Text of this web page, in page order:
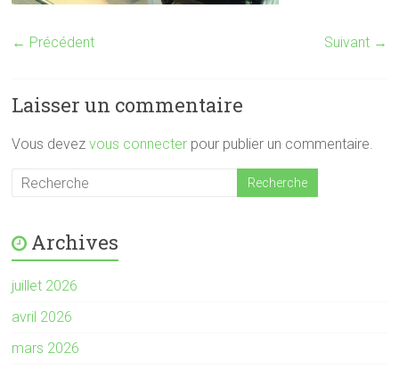
← Précédent Suivant →
Laisser un commentaire
Vous devezvous connecter pour publier un commentaire.
Archives
juillet 2026
avril 2026
mars 2026